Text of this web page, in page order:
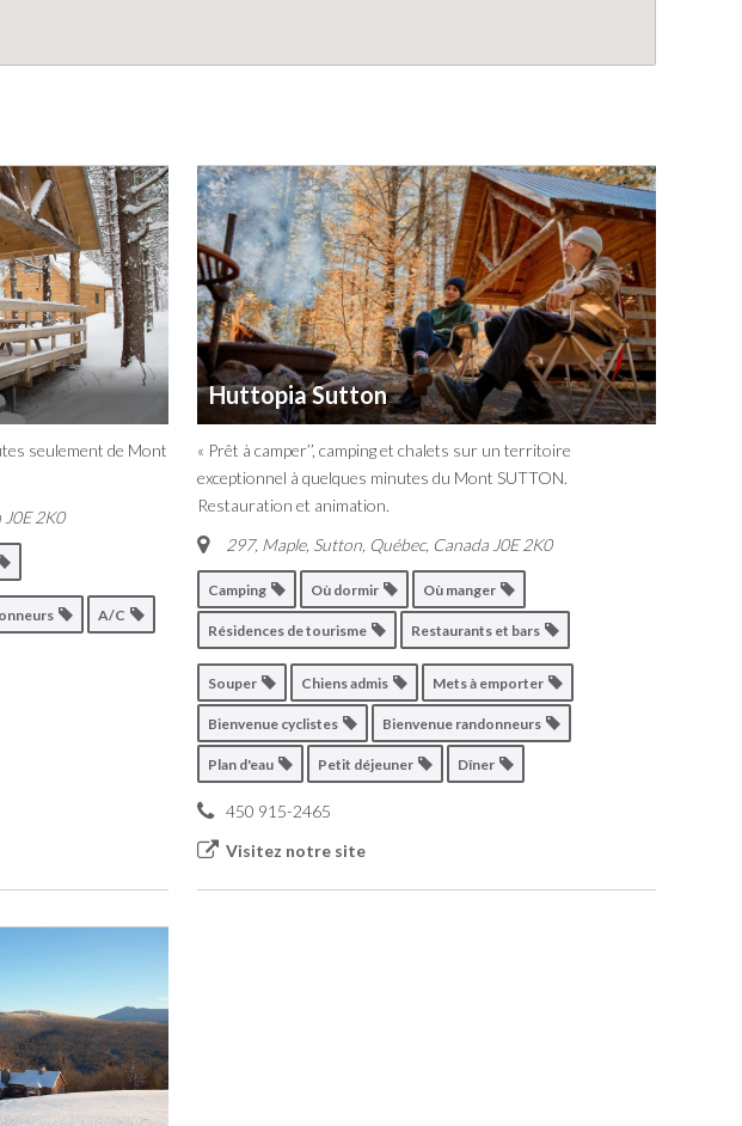
seulement de Mont
J0E 2K0
A/C
Huttopia Sutton
« Prêt à camper’’, camping et chalets sur un territoire
exceptionnel à quelques minutes du Mont SUTTON.
Restauration et animation.
297, Maple, Sutton, Québec, Canada J0E 2K0
Camping Où dormir Où manger
Résidences de tourisme Restaurants et bars
Souper Chiens admis Mets à emporter
Bienvenue cyclistes Bienvenue randonneurs
Plan d'eau Petit déjeuner Dîner
450 915-2465
Visitez notre site